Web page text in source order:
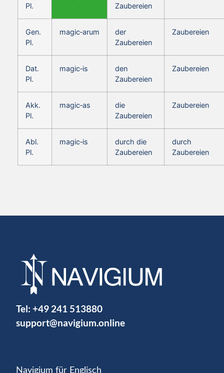
Pl.
Zaubereien
Gen.
Pl.
magic‑arum
der
Zaubereien
Zaubereien
Dat.
Pl.
magic‑is
den
Zaubereien
Zaubereien
Akk.
Pl.
magic‑as
die
Zaubereien
Zaubereien
Abl.
Pl.
magic‑is
durch die
Zaubereien
durch
Zaubereien
Tel: +49 241 513880
support@navigium.online
Navigium für Englisch